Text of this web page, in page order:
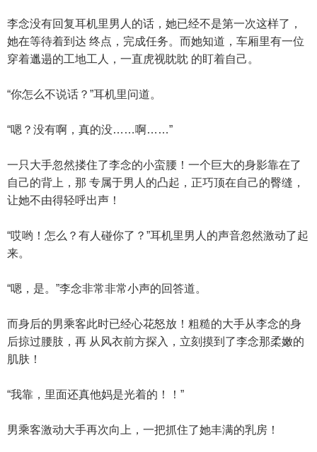
李念没有回复耳机里男人的话，她已经不是第一次这样了，
她在等待着到达 终点，完成任务。而她知道，车厢里有一位
穿着邋遢的工地工人，一直虎视眈眈 的盯着自己。
“你怎么不说话？”耳机里问道。
“嗯？没有啊，真的没……啊……”
一只大手忽然搂住了李念的小蛮腰！一个巨大的身影靠在了
自己的背上，那 专属于男人的凸起，正巧顶在自己的臀缝，
让她不由得轻呼出声！
“哎哟！怎么？有人碰你了？”耳机里男人的声音忽然激动了起
来。
“嗯，是。”李念非常非常小声的回答道。
而身后的男乘客此时已经心花怒放！粗糙的大手从李念的身
后掠过腰肢，再 从风衣前方探入，立刻摸到了李念那柔嫩的
肌肤！
“我靠，里面还真他妈是光着的！！”
男乘客激动大手再次向上，一把抓住了她丰满的乳房！